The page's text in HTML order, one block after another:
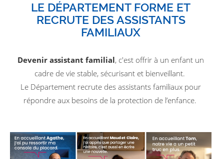
LE DÉPARTEMENT FORME ET
RECRUTE DES ASSISTANTS
FAMILIAUX
Devenir assistant familial, c'est offrir à un enfant un
cadre de vie stable, sécurisant et bienveillant.
Le Département recrute des assistants familiaux pour
répondre aux besoins de la protection de l’enfance.